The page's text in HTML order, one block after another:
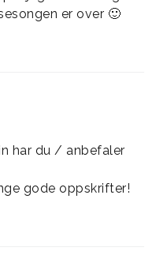
er over 🙂
har du / anbefaler
gode oppskrifter!